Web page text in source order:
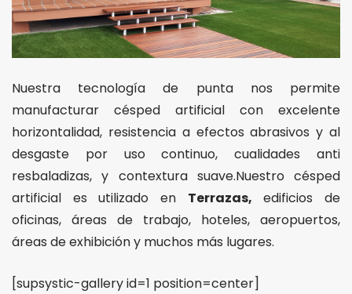
Nuestra tecnología de punta nos permite
manufacturar césped artificial con excelente
horizontalidad, resistencia a efectos abrasivos y al
desgaste por uso continuo, cualidades anti
resbaladizas, y contextura suave.Nuestro césped
artificial es utilizado en Terrazas, edificios de
oficinas, áreas de trabajo, hoteles, aeropuertos,
áreas de exhibición y muchos más lugares.
[supsystic-gallery id=1 position=center]